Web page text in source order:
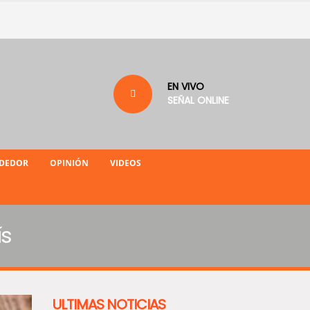
EN VIVO
SEÑAL ONLINE
OPINIÓN VIDEOS
ULTIMAS NOTICIAS